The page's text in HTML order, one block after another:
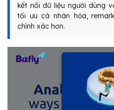
kết nối dữ liệu người dùng
tối ưu cá nhân hóa,
chính xác hơn.